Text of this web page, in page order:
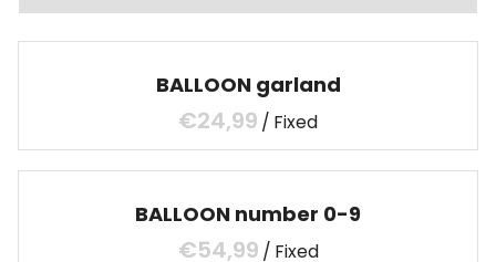
BALLOON garland
/
BALLOON number 0-9
/